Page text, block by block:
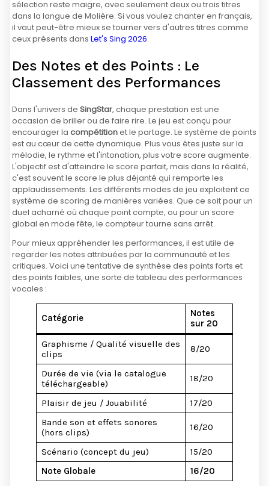
sélection reste maigre, avec seulement deux ou trois titres
dans la langue de Molière. Si vous voulez chanter en français,
il vaut peut-être mieux se tourner vers d'autres titres comme
ceux présents dans Let's Sing 2026.
Des Notes et des Points : Le
Classement des Performances
Dans l'univers de SingStar, chaque prestation est une
occasion de briller ou de faire rire. Le jeu est conçu pour
encourager la compétitionet le partage. Le système de points
est au cœur de cette dynamique. Plus vous êtes juste sur la
mélodie, le rythme et l'intonation, plus votre score augmente.
L'objectif est d'atteindre le score parfait, mais dans la réalité,
c'est souvent le score le plus déjanté qui remporte les
applaudissements. Les différents modes de jeu exploitent ce
système de scoring de manières variées. Que ce soit pour un
duel acharné où chaque point compte, ou pour un score
global en mode fête, le compteur tourne sans arrêt.
Pour mieux appréhender les performances, il est utile de
regarder les notes attribuées par la communauté et les
critiques. Voici une tentative de synthèse des points forts et
des points faibles, une sorte de tableau des performances
vocales :
Catégorie
Notes
sur 20
Graphisme / Qualité visuelle des
clips
8/20
Durée de vie (via le catalogue
téléchargeable)
18/20
Plaisir de jeu / Jouabilité
17/20
Bande son et effets sonores
(hors clips)
16/20
Scénario (concept du jeu)
15/20
Note Globale
16/20